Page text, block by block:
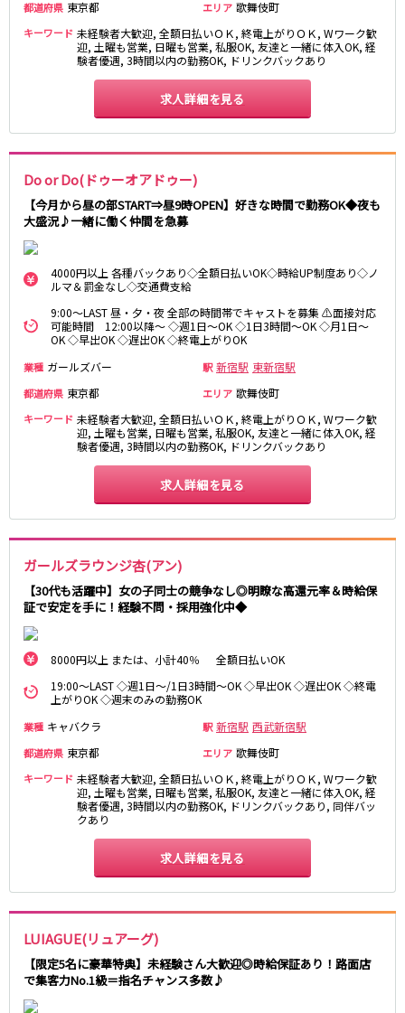
都道府県 東京都 エリア 歌舞伎町
キーワード 未経験者大歓迎, 全額日払いＯＫ, 終電上がりＯＫ, Wワーク歓
迎, 土曜も営業, 日曜も営業, 私服OK, 友達と一緒に体入OK, 経
験者優遇, 3時間以内の勤務OK, ドリンクバックあり
求人詳細を見る
Do or Do(ドゥーオアドゥー)
【今月から昼の部START⇒昼9時OPEN】好きな時間で勤務OK◆夜も
大盛況♪一緒に働く仲間を急募
4000円以上 各種バックあり◇全額日払いOK◇時給UP制度あり◇ノ
ルマ＆罰金なし◇交通費支給
9:00～LAST 昼・夕・夜 全部の時間帯でキャストを募集 ⚠面接対応
可能時間 12:00以降～ ◇週1日～OK ◇1日3時間～OK ◇月1日～
OK ◇早出OK ◇遅出OK ◇終電上がりOK
業種 ガールズバー 駅 新宿駅 東新宿駅
都道府県 東京都 エリア 歌舞伎町
キーワード 未経験者大歓迎, 全額日払いＯＫ, 終電上がりＯＫ, Wワーク歓
迎, 土曜も営業, 日曜も営業, 私服OK, 友達と一緒に体入OK, 経
験者優遇, 3時間以内の勤務OK, ドリンクバックあり
求人詳細を見る
ガールズラウンジ杏(アン)
【30代も活躍中】女の子同士の競争なし◎明瞭な高還元率＆時給保
証で安定を手に！経験不問・採用強化中◆
8000円以上 または、小計40％ 全額日払いOK
19:00～LAST ◇週1日～/1日3時間～OK ◇早出OK ◇遅出OK ◇終電
上がりOK ◇週末のみの勤務OK
業種 キャバクラ 駅 新宿駅 西武新宿駅
都道府県 東京都 エリア 歌舞伎町
キーワード 未経験者大歓迎, 全額日払いＯＫ, 終電上がりＯＫ, Wワーク歓
迎, 土曜も営業, 日曜も営業, 私服OK, 友達と一緒に体入OK, 経
験者優遇, 3時間以内の勤務OK, ドリンクバックあり, 同伴バッ
クあり
求人詳細を見る
LUIAGUE(リュアーグ)
【限定5名に豪華特典】未経験さん大歓迎◎時給保証あり！路面店
で集客力No.1級＝指名チャンス多数♪
JR南武線
武蔵小杉駅
府中本町駅
武蔵新城駅
JR横須賀線
新橋駅
横浜駅
久里浜駅
横須賀駅
鎌倉駅
JR埼京線
恵比寿駅
渋谷駅
川越駅
十条駅
北赤羽駅
西武多摩湖線
小田急小田原線
相模大野駅
下北沢駅
祖師ヶ谷大蔵駅
向ヶ丘遊園駅
小田急相模原駅
小田原駅
豪徳寺駅
海老名駅
JR東海道本線
川崎駅
藤沢駅
戸塚駅
辻堂駅
小田原駅